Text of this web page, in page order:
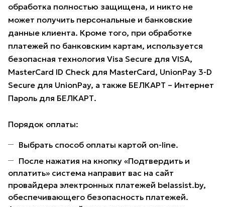
обработка полностью защищена, и никто не
может получить персональные и банковские
данные клиента. Кроме того, при обработке
платежей по банковским картам, используется
безопасная технология Visa Secure для VISA,
MasterCard ID Check для MasterCard, UnionPay 3-D
Secure для UnionPay, а также БЕЛКАРТ – Интернет
Пароль для БЕЛКАРТ.
Порядок оплаты:
Выбрать способ оплаты картой on-line.
После нажатия на кнопку «Подтвердить и
оплатить» система направит вас на сайт
провайдера электронных платежей belassist.by,
обеспечивающего безопасность платежей.